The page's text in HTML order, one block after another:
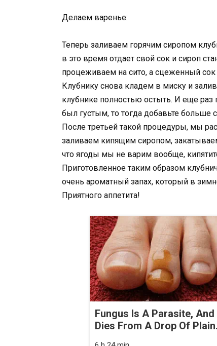
Делаем варенье:
Теперь заливаем горячим сиропом
в это время отдает свой сок и сироп
процеживаем на сито, а сцеженный сок
Клубнику снова кладем в миску и
клубнике полностью остыть. И еще раз
был густым, то тогда добавьте больше
После третьей такой процедуры, мы
заливаем кипящим сиропом,
что ягоды мы не варим вообще,
Приготовленное таким образом
очень ароматный запах, который в
Приятного аппетита!
Fungus Is A Parasite, And
Dies From A Drop Of